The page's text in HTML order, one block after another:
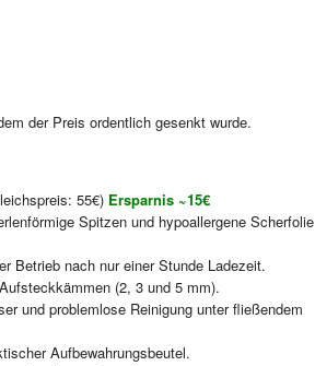
der Preis ordentlich gesenkt wurde.
55€) Ersparnis ~15€
Spitzen und hypoallergene Scherfolie
Betrieb nach nur einer Stunde Ladezeit.
(2, 3 und 5 mm).
und problemlose Reinigung unter fließendem
Aufbewahrungsbeutel.